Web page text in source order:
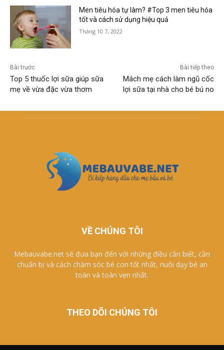
Men tiêu hóa tự làm? #Top 3 men tiêu hóa
tốt và cách sử dụng hiệu quả
Tháng 10 7, 2022
Bài trước
Top 5 thuốc lợi sữa giúp sữa
mẹ về vừa đặc vừa thơm
Bài tiếp theo
Mách mẹ cách làm ngũ cốc
lợi sữa tại nhà cho bé bú no
VỀ CHÚNG TÔI
Mebauvabe.net sẽ đưa bạn đến với những điều cần biết, cần
chuẩn bị và cách chăm sóc bé con tốt nhất, nuôi dạy bé an
toàn và toàn vẹn nhất.
THEO DÕI CHÚNG TÔI